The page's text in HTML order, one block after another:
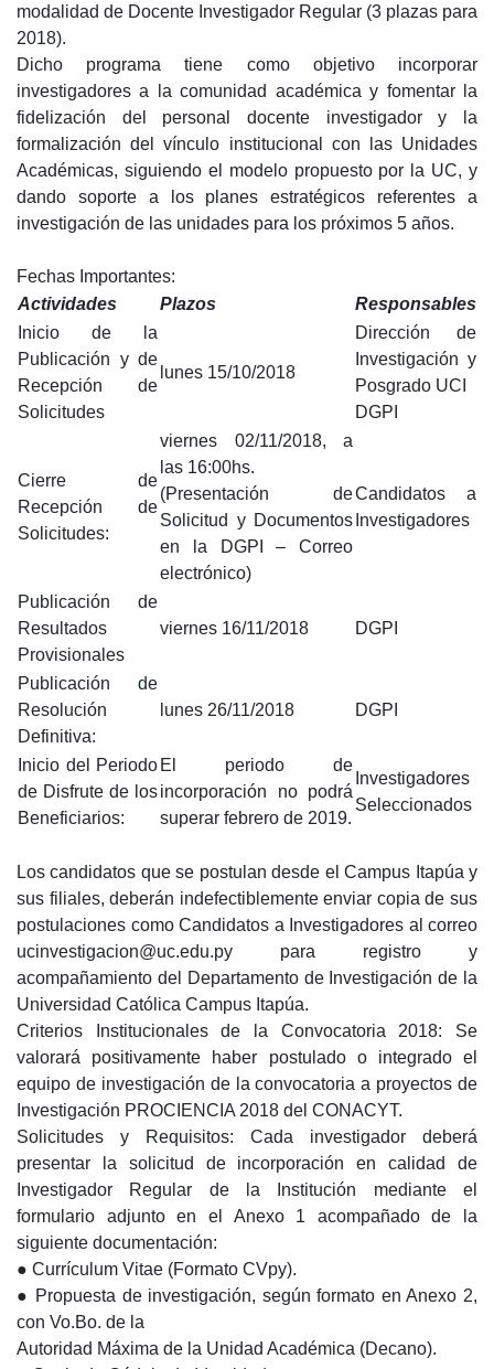
modalidad de Docente Investigador Regular (3 plazas para
2018).
Dicho programa tiene como objetivo incorporar
investigadores a la comunidad académica y fomentar la
fidelización del personal docente investigador y la
formalización del vínculo institucional con las Unidades
Académicas, siguiendo el modelo propuesto por la UC, y
dando soporte a los planes estratégicos referentes a
investigación de las unidades para los próximos 5 años.
Fechas Importantes:
Actividades
Plazos
Responsables
Inicio de la
Publicación y de
Recepción de
Solicitudes
lunes 15/10/2018
Dirección de
Investigación y
Posgrado UCI
DGPI
Cierre de
Recepción de
Solicitudes:
viernes 02/11/2018, a
las 16:00hs.
(Presentación de
Solicitud y Documentos
en la DGPI – Correo
electrónico)
Candidatos a
Investigadores
Publicación de
Resultados
Provisionales
viernes 16/11/2018 DGPI
Publicación de
Resolución
Definitiva:
lunes 26/11/2018 DGPI
Inicio del Periodo
de Disfrute de los
Beneficiarios:
El periodo de
incorporación no podrá
superar febrero de 2019.
Investigadores
Seleccionados
Los candidatos que se postulan desde el Campus Itapúa y
sus filiales, deberán indefectiblemente enviar copia de sus
postulaciones como Candidatos a Investigadores al correo
ucinvestigacion@uc.edu.py para registro y
acompañamiento del Departamento de Investigación de la
Universidad Católica Campus Itapúa.
Criterios Institucionales de la Convocatoria 2018: Se
valorará positivamente haber postulado o integrado el
equipo de investigación de la convocatoria a proyectos de
Investigación PROCIENCIA 2018 del CONACYT.
Solicitudes y Requisitos: Cada investigador deberá
presentar la solicitud de incorporación en calidad de
Investigador Regular de la Institución mediante el
formulario adjunto en el Anexo 1 acompañado de la
siguiente documentación:
● Currículum Vitae (Formato CVpy).
● Propuesta de investigación, según formato en Anexo 2,
con Vo.Bo. de la
Autoridad Máxima de la Unidad Académica (Decano).